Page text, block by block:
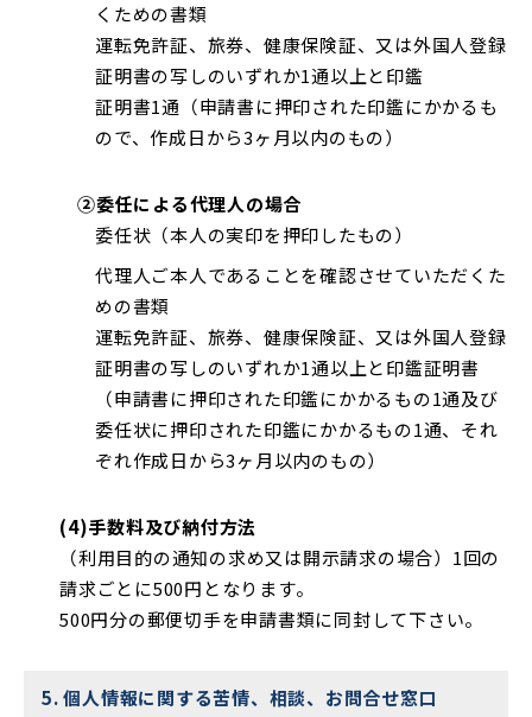
くための書類
運転免許証、旅券、健康保険証、又は外国人登録
証明書の写しのいずれか1通以上と印鑑
証明書1通（申請書に押印された印鑑にかかるも
ので、作成日から3ヶ月以内のもの）
②委任による代理人の場合
委任状（本人の実印を押印したもの）
代理人ご本人であることを確認させていただくた
めの書類
運転免許証、旅券、健康保険証、又は外国人登録
証明書の写しのいずれか1通以上と印鑑証明書
（申請書に押印された印鑑にかかるもの1通及び
委任状に押印された印鑑にかかるもの1通、それ
ぞれ作成日から3ヶ月以内のもの）
(4)手数料及び納付方法
（利用目的の通知の求め又は開示請求の場合）1回の
請求ごとに500円となります。
500円分の郵便切手を申請書類に同封して下さい。
5. 個人情報に関する苦情、相談、お問合せ窓口